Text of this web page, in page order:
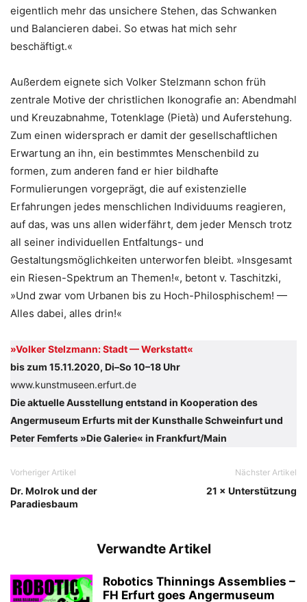
eigentlich mehr das unsichere Stehen, das Schwanken
und Balancieren dabei. So etwas hat mich sehr
beschäftigt.«
Außerdem eignete sich Volker Stelzmann schon früh
zentrale Motive der christlichen Ikonografie an: Abendmahl
und Kreuzabnahme, Totenklage (Pietà) und Auferstehung.
Zum einen widersprach er damit der gesellschaftlichen
Erwartung an ihn, ein bestimmtes Menschenbild zu
formen, zum anderen fand er hier bildhafte
Formulierungen vorgeprägt, die auf existenzielle
Erfahrungen jedes menschlichen Individuums reagieren,
auf das, was uns allen widerfährt, dem jeder Mensch trotz
all seiner individuellen Entfaltungs- und
Gestaltungsmöglichkeiten unterworfen bleibt. »Insgesamt
ein Riesen-Spektrum an Themen!«, betont v. Taschitzki,
»Und zwar vom Urbanen bis zu Hoch-Philosphischem! —
Alles dabei, alles drin!«
»Volker Stelzmann: Stadt — Werkstatt«
bis zum 15.11.2020, Di–So 10–18 Uhr
www.kunstmuseen.erfurt.de
Die aktuelle Ausstellung entstand in Kooperation des
Angermuseum Erfurts mit der Kunsthalle Schweinfurt und
Peter Femferts »Die Galerie« in Frankfurt/Main
Vorheriger Artikel
Dr. Molrok und der
Paradiesbaum
Nächster Artikel
21 × Unterstützung
Verwandte Artikel
Robotics Thinnings Assemblies –
FH Erfurt goes Angermuseum